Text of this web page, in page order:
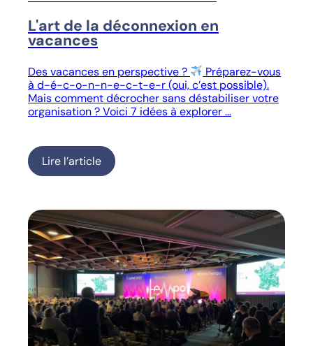
L'art de la déconnexion en
vacances
Des vacances en perspective ?
Préparez-vous
à d-é-c-o-n-n-e-c-t-e-r (oui, c’est possible).
Mais comment décrocher sans déstabiliser votre
organisation ? Voici 7 idées à explorer …
Lire l’article